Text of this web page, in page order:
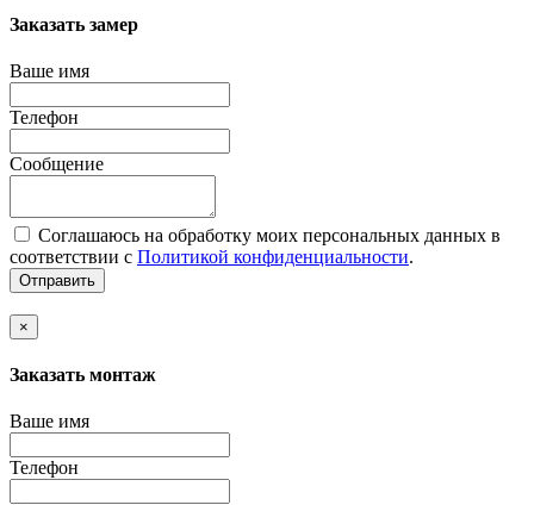
Заказать замер
Ваше имя
Телефон
Сообщение
Соглашаюсь на обработку моих персональных данных в
соответствии с Политикой конфиденциальности.
Отправить
×
Заказать монтаж
Ваше имя
Телефон